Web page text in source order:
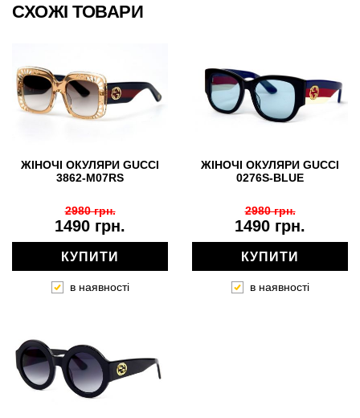
СХОЖІ ТОВАРИ
ЖІНОЧІ ОКУЛЯРИ GUCCI
3862-M07RS
1490 грн.
2980 грн.
КУПИТИ
в наявності
ЖІНОЧІ ОКУЛЯРИ GUCCI
0276S-BLUE
1490 грн.
2980 грн.
КУПИТИ
в наявності